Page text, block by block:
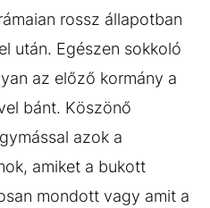
rossz állapotban
után. Egészen sokkoló
az előző kormány a
bánt. Köszönő
azok a
amiket a bukott
mondott vagy amit a